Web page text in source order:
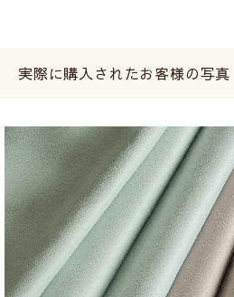
実際に購入されたお客様の写真